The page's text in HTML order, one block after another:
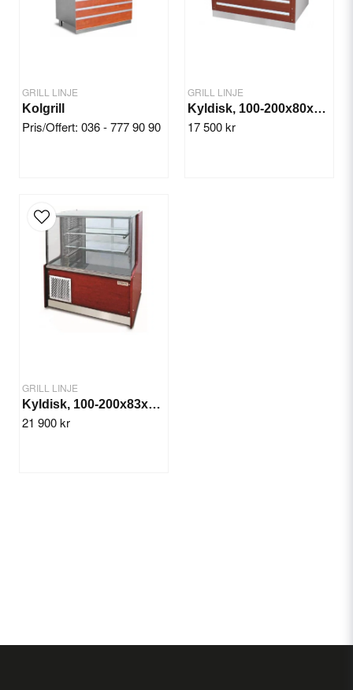
GRILL LINJE
Kolgrill
Pris/Offert: 036 - 777 90 90
GRILL LINJE
Kyldisk, 100-200x80x135 cm
17 500 kr
GRILL LINJE
Kyldisk, 100-200x83x135 cm
21 900 kr
Ja, ni får publicera min fråga